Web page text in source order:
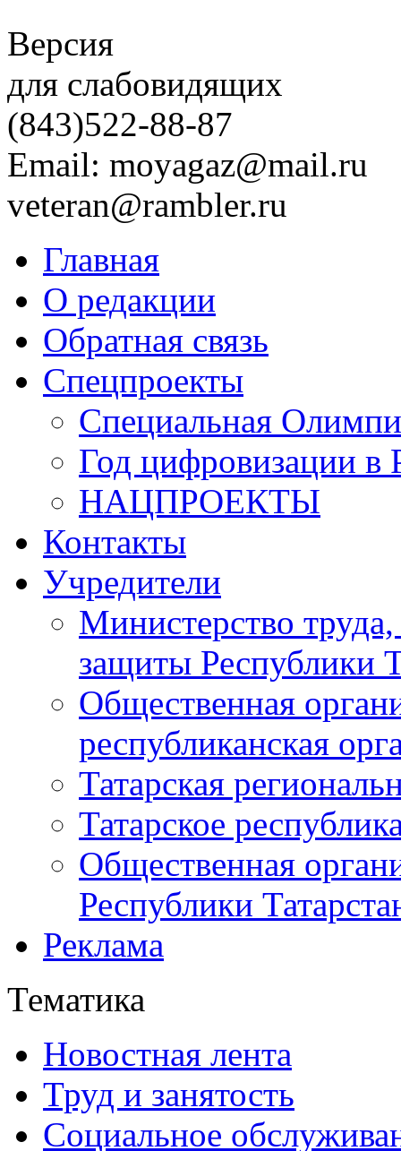
Версия
для слабовидящих
(843)522-88-87
Email: moyagaz@mail.ru
veteran@rambler.ru
Главная
О редакции
Обратная связь
Спецпроекты
Специальная
Год цифровизации в
НАЦПРОЕКТЫ
Контакты
Учредители
Министерство
защиты Республики
Общественная
республиканская
Татарская
Татарское
Общественная
Республики
Реклама
Тематика
Новостная лента
Труд и занятость
Социальное